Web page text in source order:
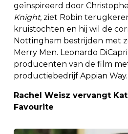
geïnspireerd door
Knight, ziet Robin
kruistochten en hij wil de
Nottingham bestrijden met
Merry Men. Leonardo
producenten van de film
productiebedrijf Appian Way.
Rachel Weisz vervangt
Favourite